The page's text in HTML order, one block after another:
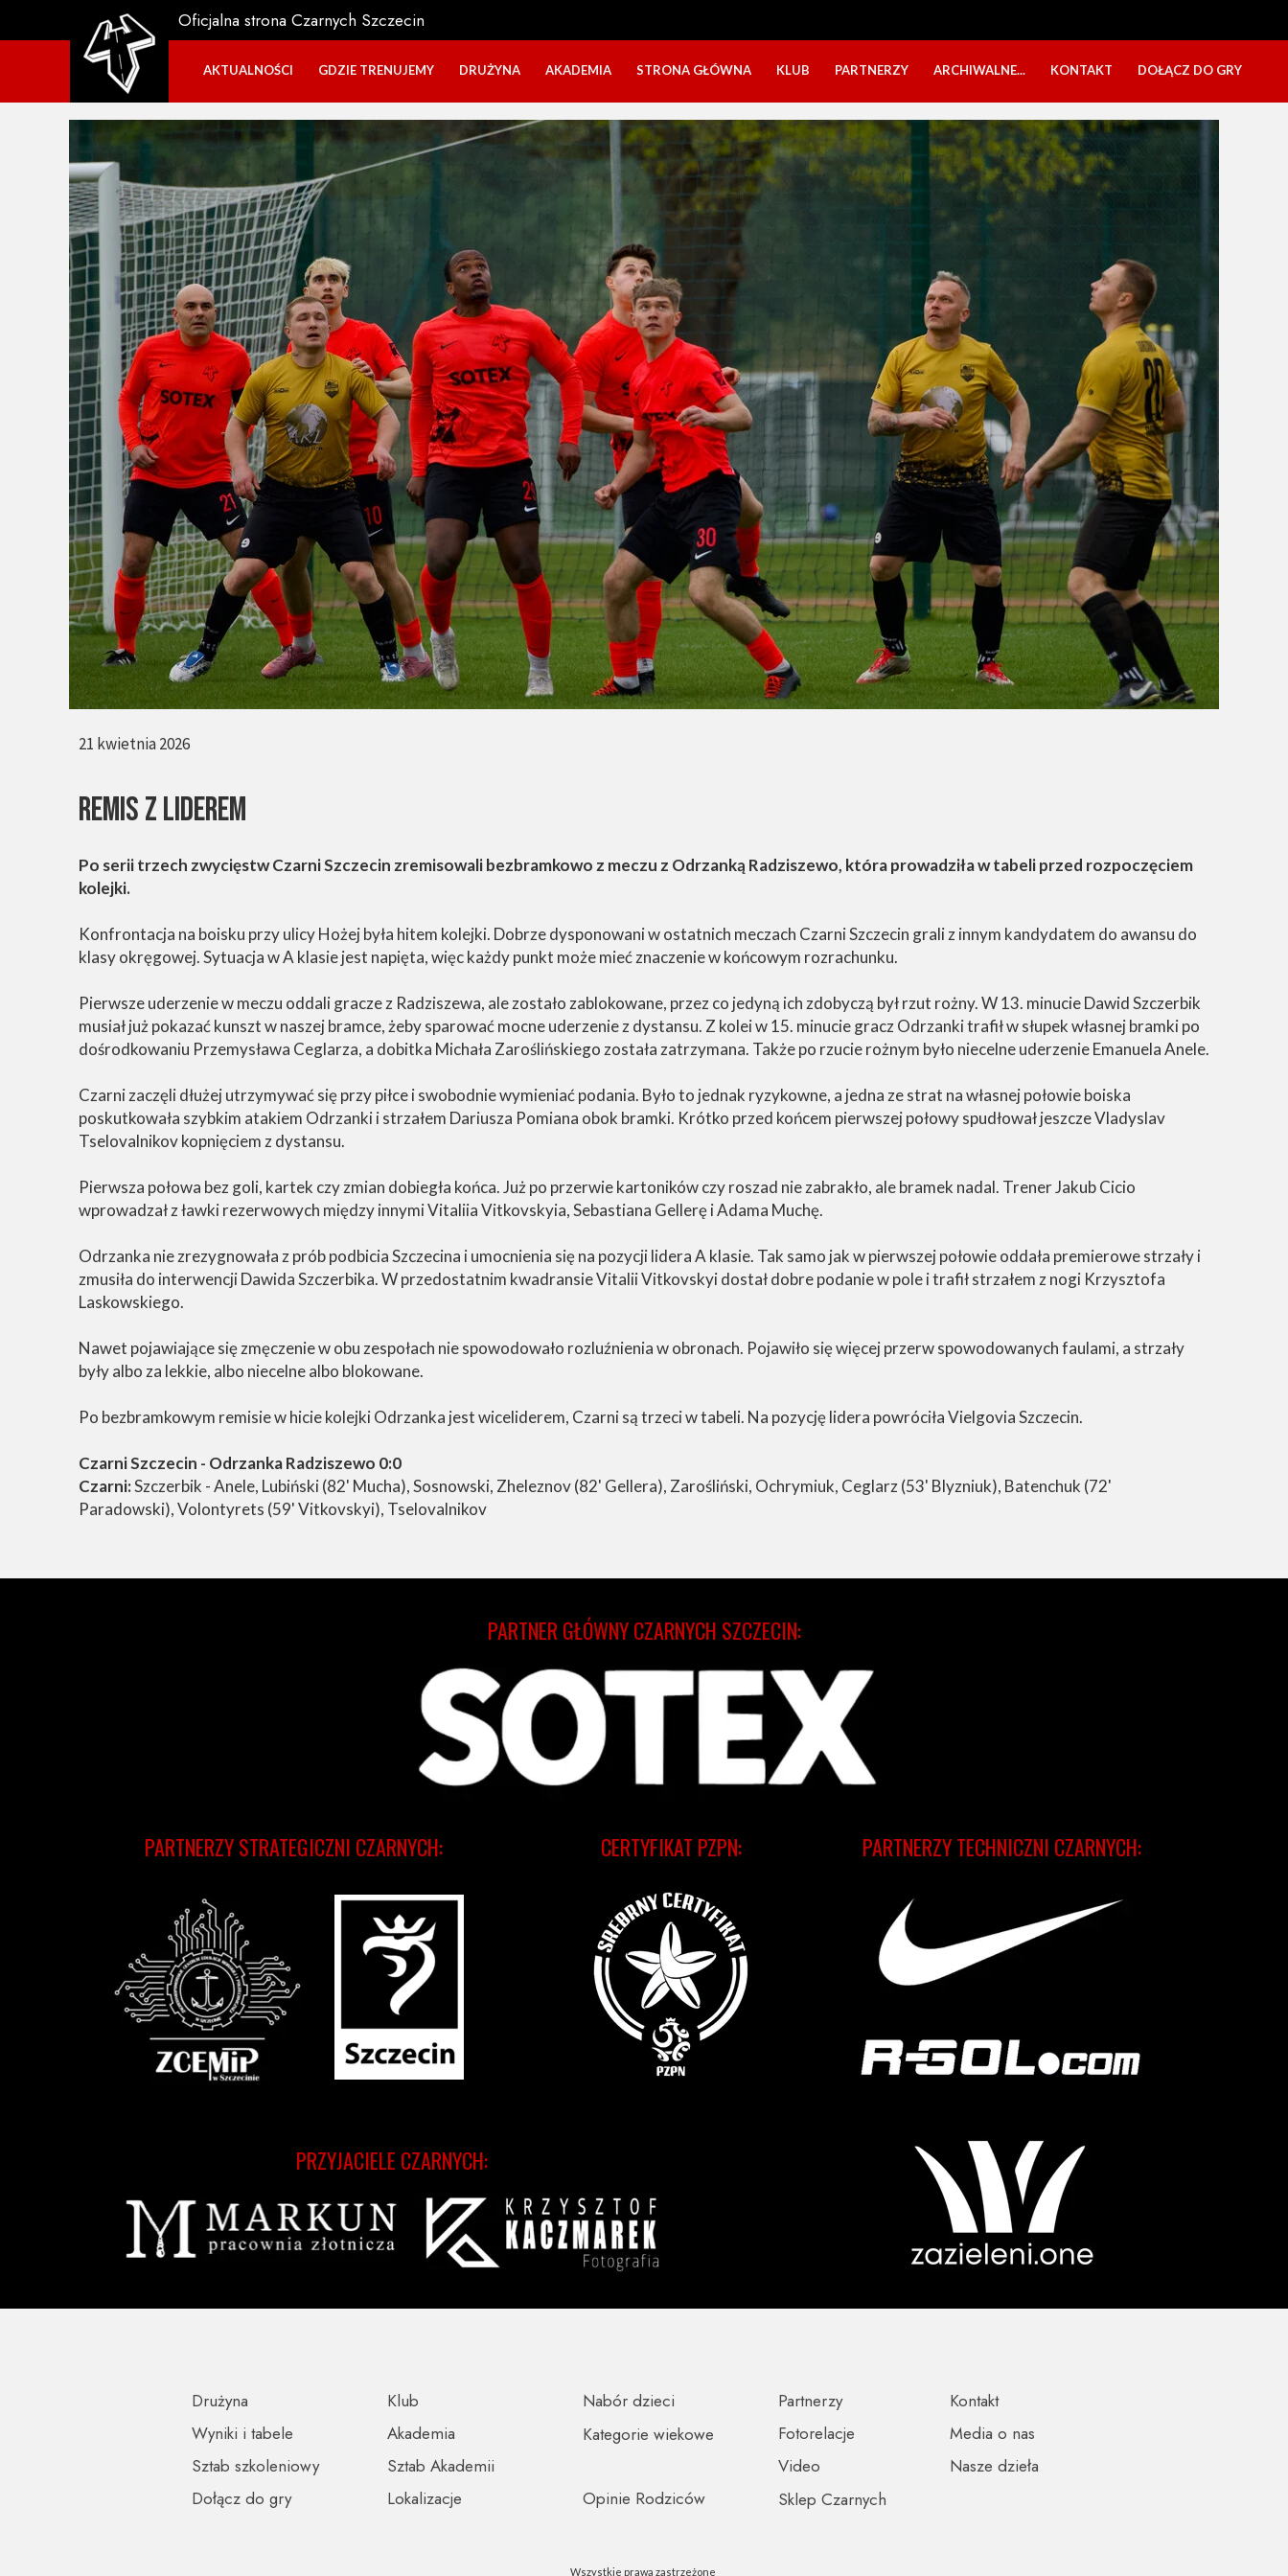
Po serii trzech zwycięstw Czarni Szczecin zremisowali bezbramkowo z meczu z Odrzanką Radziszewo, która prowadziła w tabeli przed rozpoczęciem
kolejki.
Konfrontacja na boisku przy ulicy Hożej była hitem kolejki. Dobrze dysponowani w ostatnich meczach Czarni Szczecin grali z innym kandydatem do awansu do
klasy okręgowej. Sytuacja w A klasie jest napięta, więc każdy punkt może mieć znaczenie w końcowym rozrachunku.
Pierwsze uderzenie w meczu oddali gracze z Radziszewa, ale zostało zablokowane, przez co jedyną ich zdobyczą był rzut rożny. W 13. minucie Dawid Szczerbik
musiał już pokazać kunszt w naszej bramce, żeby sparować mocne uderzenie z dystansu. Z kolei w 15. minucie gracz Odrzanki trafił w słupek własnej bramki po
dośrodkowaniu Przemysława Ceglarza, a dobitka Michała Zaroślińskiego została zatrzymana. Także po rzucie rożnym było niecelne uderzenie Emanuela Anele.
Czarni zaczęli dłużej utrzymywać się przy piłce i swobodnie wymieniać podania. Było to jednak ryzykowne, a jedna ze strat na własnej połowie boiska
poskutkowała szybkim atakiem Odrzanki i strzałem Dariusza Pomiana obok bramki. Krótko przed końcem pierwszej połowy spudłował jeszcze Vladyslav
Tselovalnikov kopnięciem z dystansu.
Pierwsza połowa bez goli, kartek czy zmian dobiegła końca. Już po przerwie kartoników czy roszad nie zabrakło, ale bramek nadal. Trener Jakub Cicio
wprowadzał z ławki rezerwowych między innymi Vitaliia Vitkovskyia, Sebastiana Gellerę i Adama Muchę.
Odrzanka nie zrezygnowała z prób podbicia Szczecina i umocnienia się na pozycji lidera A klasie. Tak samo jak w pierwszej połowie oddała premierowe strzały i
zmusiła do interwencji Dawida Szczerbika. W przedostatnim kwadransie Vitalii Vitkovskyi dostał dobre podanie w pole i trafił strzałem z nogi Krzysztofa
Laskowskiego.
Nawet pojawiające się zmęczenie w obu zespołach nie spowodowało rozluźnienia w obronach. Pojawiło się więcej przerw spowodowanych faulami, a strzały
były albo za lekkie, albo niecelne albo blokowane.
Po bezbramkowym remisie w hicie kolejki Odrzanka jest wiceliderem, Czarni są trzeci w tabeli. Na pozycję lidera powróciła Vielgovia Szczecin.
Czarni Szczecin - Odrzanka Radziszewo 0:0
Czarni:Szczerbik - Anele, Lubiński (82' Mucha), Sosnowski, Zheleznov (82' Gellera), Zarośliński, Ochrymiuk, Ceglarz (53' Blyzniuk), Batenchuk (72'
Paradowski), Volontyrets (59' Vitkovskyi), Tselovalnikov
REMIS Z LIDEREM
21 kwietnia 2026
Oficjalna strona Czarnych Szczecin
AKTUALNOŚCI GDZIE TRENUJEMY DRUŻYNA
DOŁĄCZ DO GRY
AKADEMIA
NABÓR DZIECI
SZTAB TRENERSKI
OPINIE RODZICÓW O OBOZACH
STRONA GŁÓWNA KLUB
NASZE DZIEŁA
PARTNERZY ARCHIWALNE...
PÓŁKOLONIE 2025
SBO 2023
KADRA 2006
FESTYN CHARYTATYWNY
CZAS NA DZIEWCZYNY
OBÓZ W ZATONIU 2020
OBÓZ W KALISZU 2020
FOTORELACJE
VIDEO
OFERTA LATO 2020
ARCHIWUM OBOZÓW
WYNIKI
KONTAKT DOŁĄCZ DO GRY
CERTYFIKAT PZPN:
PRZYJACIELE CZARNYCH:
PARTNERZY TECHNICZNI CZARNYCH:
PARTNERZY STRATEGICZNI CZARNYCH:
PARTNER GŁÓWNY CZARNYCH SZCZECIN:
Partnerzy
Wszystkie prawa zastrzeżone
Opinie Rodziców
Nabór dzieci
Wyniki i tabele
Sklep Czarnych
Video
Fotorelacje
Kontakt
Media o nas
Kategorie wiekowe
Lokalizacje
Sztab szkoleniowy
Sztab Akademii
Dołącz do gry
Nasze dzieła
Drużyna
Akademia
Klub